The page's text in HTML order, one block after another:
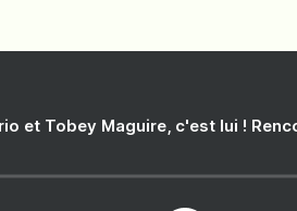
et Tobey Maguire, c'est lui !